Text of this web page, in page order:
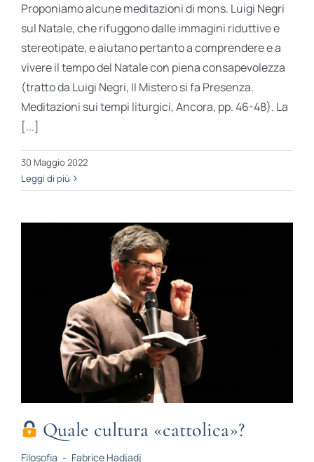
Proponiamo alcune meditazioni di mons. Luigi Negri
sul Natale, che rifuggono dalle immagini riduttive e
stereotipate, e aiutano pertanto a comprendere e a
vivere il tempo del Natale con piena consapevolezza
(tratto da Luigi Negri, Il Mistero si fa Presenza.
Meditazioni sui tempi liturgici, Ancora, pp. 46-48). La
[...]
30 Maggio 2022
Leggi di più
Quale cultura «cattolica»?
Filosofia - Fabrice Hadjadj